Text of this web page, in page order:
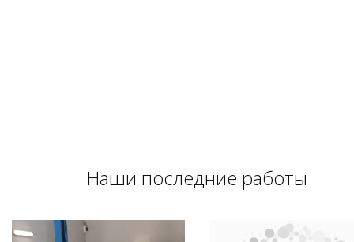
Наши последние работы